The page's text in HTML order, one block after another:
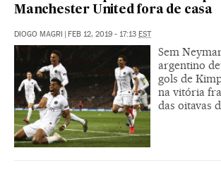
Manchester United fora de casa
DIOGO MAGRI | FEB 12, 2019 - 17:13 EST
Sem
argentino
gols de
na vitória
das oitavas